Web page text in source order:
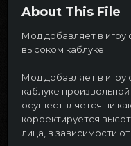
About This File
Мод добавляет в игру
высоком каблуке.
Мод добавляет в игру
каблуке
осуществляется ни
корректируется
лица, в зависимости